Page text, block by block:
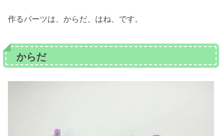
作るパーツは、からだ、はね、です。
からだ